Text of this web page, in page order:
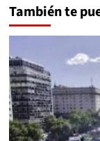
También te